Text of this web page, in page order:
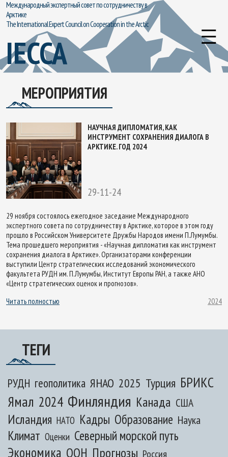
Международный экспертный совет по сотрудничеству в
Арктике
The International Expert Council on Cooperation in the Arctic
IECCA
МЕРОПРИЯТИЯ
НАУЧНАЯ ДИПЛОМАТИЯ, КАК
ИНСТРУМЕНТ СОХРАНЕНИЯ ДИАЛОГА В
АРКТИКЕ. ГОД 2024
29-11-24
29 ноября состоялось ежегодное заседание Международного
экспертного совета по сотрудничеству в Арктике, которое в этом году
прошло в Российском Университете Дружбы Народов имени П.Лумумбы.
Тема прошедшего мероприятия - «Научная дипломатия как инструмент
сохранения диалога в Арктике». Организаторами конференции
выступили Центр стратегических исследований экономического
факультета РУДН им. П.Лумумбы, Институт Европы РАН, а также АНО
«Центр стратегических оценок и прогнозов».
Читать полностью
2024
ТЕГИ
РУДН геополитика ЯНАО 2025 Турция БРИКС
Ямал 2024 Финляндия Канада США
Исландия НАТО Кадры Образование Наука
Климат Оценки Северный морской путь
Экономика ООН Прогнозы Россия